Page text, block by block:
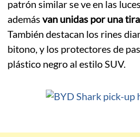
patrón similar se ve en las
además van unidas por una
También destacan los rines
bitono, y los protectores de
plástico negro al estilo SUV.